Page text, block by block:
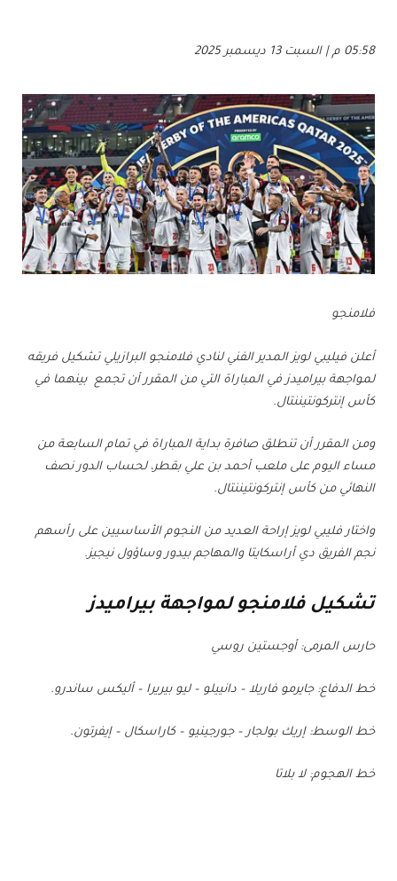
05:58 م | السبت 13 ديسمبر 2025
فلامنجو
أعلن فيليبي لويز المدير الفني لنادي فلامنجو البرازيلي تشكيل فريقه
لمواجهة بيراميدز في المباراة التي من المقرر أن تجمع بينهما في
كأس إنتركونتيننتال.
ومن المقرر أن تنطلق صافرة بداية المباراة في تمام السابعة من
مساء اليوم على ملعب أحمد بن علي بقطر، لحساب الدور نصف
النهائي من كأس إنتركونتيننتال.
واختار فليبي لويز إراحة العديد من النجوم الأساسيين على رأسهم
نجم الفريق دي أراسكايتا والمهاجم بيدور وساؤول نيجيز.
تشكيل فلامنجو لمواجهة بيراميدز
حارس المرمى: أوجستين روسي
خط الدفاع: جايرمو فاريلا – دانييلو – ليو بيريرا – أليكس ساندرو.
خط الوسط: إريك بولجار – جورجينيو – كاراسكال – إيفرتون.
خط الهجوم: لا بلاتا